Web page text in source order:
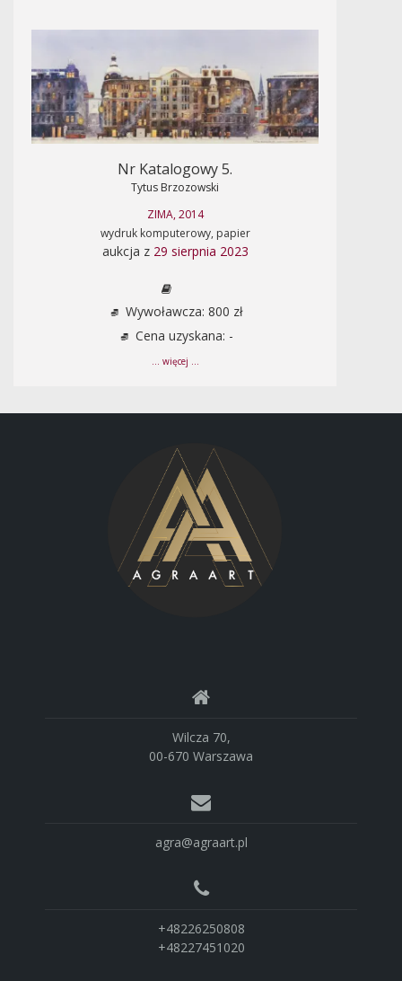
Nr Katalogowy 5.
Tytus Brzozowski
ZIMA, 2014
wydruk komputerowy, papier
aukcja z 29 sierpnia 2023
Wywoławcza: 800 zł
Cena uzyskana: -
... więcej ...
Wilcza 70,
00-670 Warszawa
agra@agraart.pl
+48226250808
+48227451020